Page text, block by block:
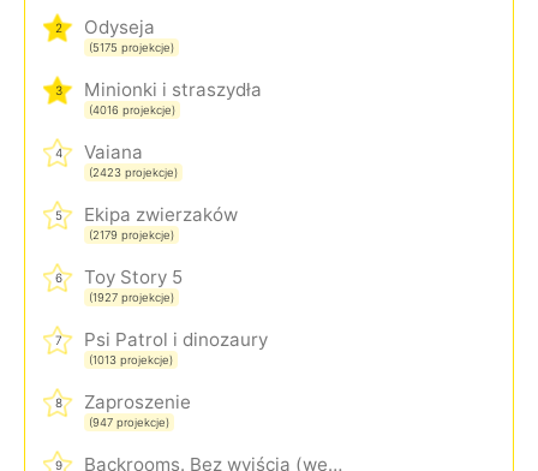
2 Odyseja
(5175 projekcje)
3 Minionki i straszydła
(4016 projekcje)
4 Vaiana
(2423 projekcje)
5 Ekipa zwierzaków
(2179 projekcje)
6 Toy Story 5
(1927 projekcje)
7 Psi Patrol i dinozaury
(1013 projekcje)
8 Zaproszenie
(947 projekcje)
9 Backrooms. Bez wyjścia (wersja rozszerzona)